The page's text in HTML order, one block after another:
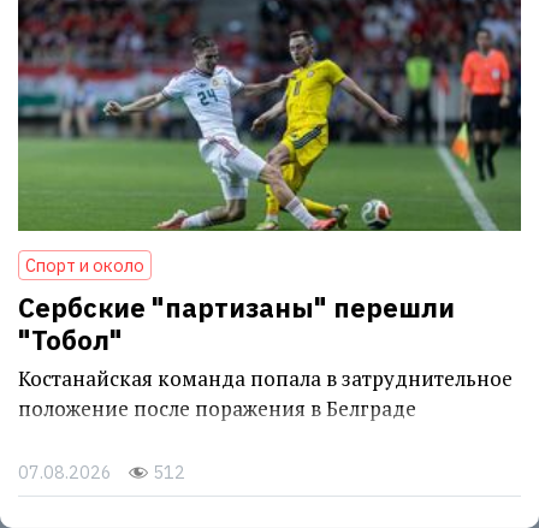
Спорт и около
Сербские "партизаны" перешли
"Тобол"
Костанайская команда попала в затруднительное
положение после поражения в Белграде
07.08.2026 512